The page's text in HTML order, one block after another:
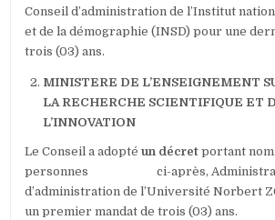
Conseil d’administration de l’Institut
et de la démographie (INSD) pour une
trois (03) ans.
MINISTERE DE L’ENSEIGNEMENT
LA RECHERCHE SCIENTIFIQUE ET
L’INNOVATION
Le Conseil a adoptéun décret portant
personnes ci-après,
d’administration de l’Université Norbert
un premier mandat de trois (03) ans.